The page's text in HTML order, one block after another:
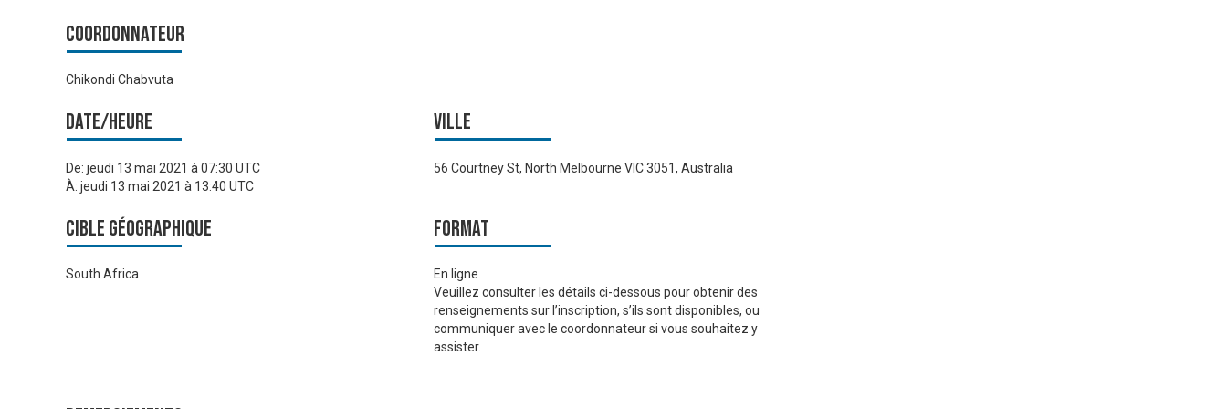
Coordonnateur
Chikondi Chabvuta
Date/heure
De: jeudi 13 mai 2021 à 07:30 UTC
À: jeudi 13 mai 2021 à 13:40 UTC
Ville
56 Courtney St, North Melbourne VIC 3051, Australia
Cible géographique
South Africa
Format
En ligne
Veuillez consulter les détails ci-dessous pour obtenir des
renseignements sur l’inscription, s’ils sont disponibles, ou
communiquer avec le coordonnateur si vous souhaitez y
assister.